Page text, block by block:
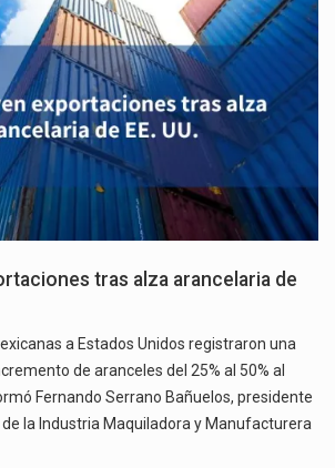
tras alza arancelaria de
a Estados Unidos registraron una
de aranceles del 25% al 50% al
Fernando Serrano Bañuelos, presidente
de la Industria Maquiladora y Manufacturera